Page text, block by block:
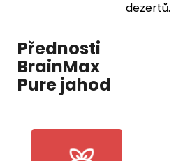
dezertů.
Přednosti
BrainMax
Pure jahod